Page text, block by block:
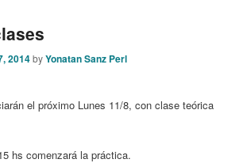
2014byYonatan Sanz Perl
el próximo Lunes 11/8, con clase teórica
hs comenzará la práctica.